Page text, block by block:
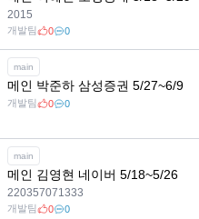
2015
개발팀 0 0
main
메인 박준하 삼성증권 5/27~6/9
개발팀 0 0
main
메인 김영현 네이버 5/18~5/26
220357071333
개발팀 0 0